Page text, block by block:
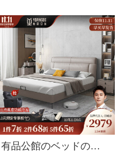
有品公館のベッドの意味式はきわめて簡単で、真皮のベッドの近代的な簡単さはダブルベッドの1.5メートルの主な寝台の1.8メートルの軽い豪華さの北欧の皮の芸術のベッドの1.8メートルのシングルベッドはどうしても柔らかいです。